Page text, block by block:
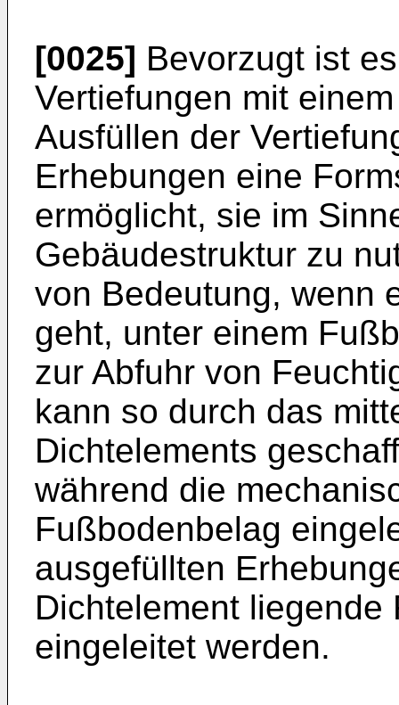
[0025] Bevorzugt ist
Vertiefungen mit
Ausfüllen der
Erhebungen eine
ermöglicht, sie im
Gebäudestruktur zu
von Bedeutung, wenn
geht, unter einem
zur Abfuhr von
kann so durch das
Dichtelements
während die
Fußbodenbelag
ausgefüllten
Dichtelement
eingeleitet werden.